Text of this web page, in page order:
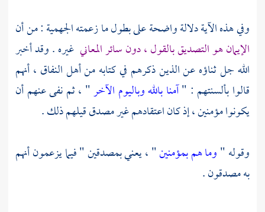
وفي هذه الآية دلالة واضحة على بطول ما زعمتهالجهمية: من أن
الإيمان هو التصديق بالقول ، دون سائر المعاني غيره . وقد أخبر
الله جل ثناؤه عن الذين ذكرهم في كتابه من أهل النفاق ، أنهم
قالوا بألسنتهم : "آمنا بالله وباليوم الآخر" ، ثم نفى عنهم أن
يكونوا مؤمنين ، إذ كان اعتقادهم غير مصدق قيلهم ذلك .
وقوله "وما هم بمؤمنين" ، يعني بمصدقين " فيما يزعمون أنهم
به مصدقون .